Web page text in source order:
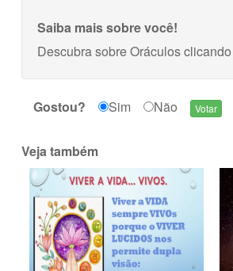
Saiba mais sobre você!
Descubra sobre Oráculos
Gostou? Sim Não
Veja também